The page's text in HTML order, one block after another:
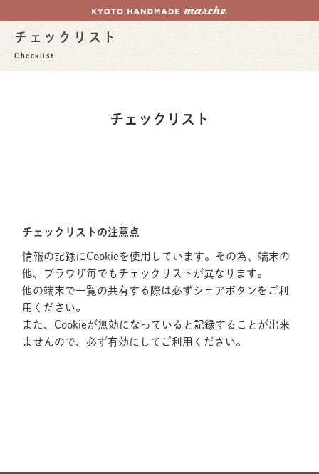
チェックリスト
Checklist
チェックリスト
チェックリストの注意点
情報の記録にCookieを使用しています。その為、端末の
他、ブラウザ毎でもチェックリストが異なります。
他の端末で一覧の共有する際は必ずシェアボタンをご利
用ください。
また、Cookieが無効になっていると記録することが出来
ませんので、必ず有効にしてご利用ください。